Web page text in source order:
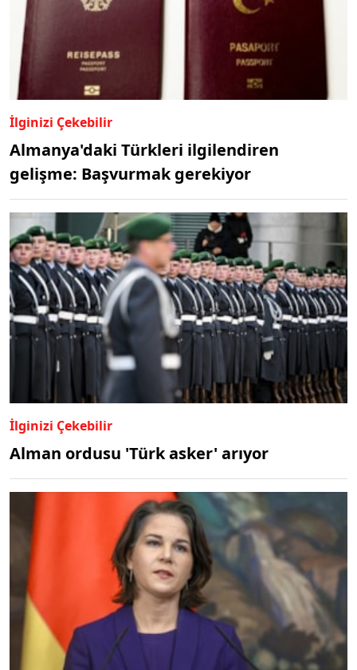
İlginizi Çekebilir
Almanya'daki Türkleri ilgilendiren
gelişme: Başvurmak gerekiyor
İlginizi Çekebilir
Alman ordusu 'Türk asker' arıyor